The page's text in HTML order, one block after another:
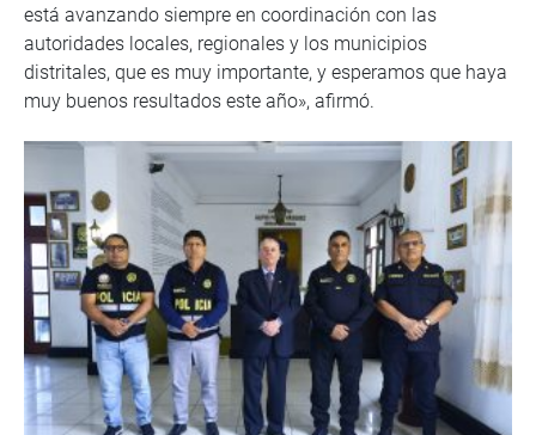
está avanzando siempre en coordinación con las
autoridades locales, regionales y los municipios
distritales, que es muy importante, y esperamos que haya
muy buenos resultados este año», afirmó.